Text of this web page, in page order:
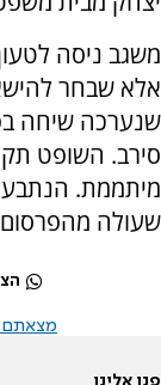
משגב ניסה
אלא שבחר
שנערכה שיחה
סירב. השופט
מיתממת. הנתבע
שעולה
מצאתם
פנו אלינו